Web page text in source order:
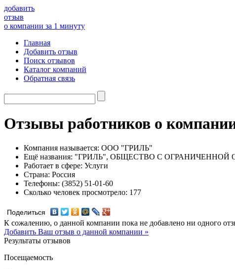
добавить
отзыв
о компании за 1 минуту
Главная
Добавить отзыв
Поиск отзывов
Каталог компаний
Обратная связь
Отзывы работников о
Компания называется: ООО "ГРИЛЬ"
Ещё названия: "ГРИЛЬ", ОБЩЕСТВО С ОГРАНИЧЕННОЙ
Работает в сфере: Услуги
Страна: Россия
Телефоны: (3852) 51-01-60
Сколько человек просмотрело: 177
Поделиться
К сожалению, о данной компании пока не добавлено ни одного
Добавить Ваш отзыв о данной компании »
Результаты отзывов
Посещаемость